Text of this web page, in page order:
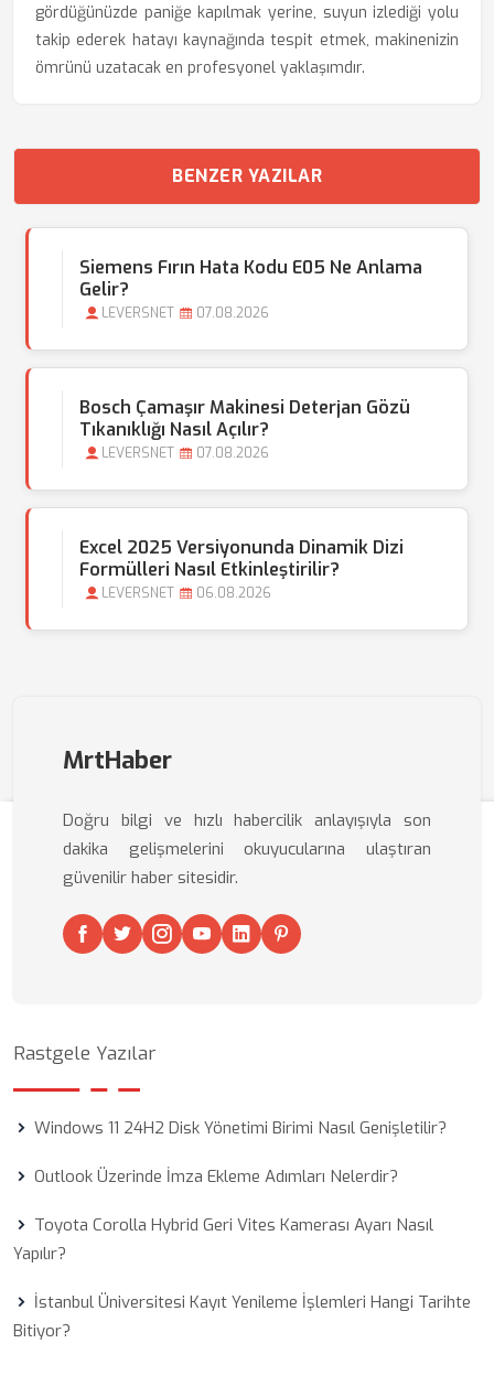
gördüğünüzde paniğe kapılmak yerine, suyun izlediği yolu
takip ederek hatayı kaynağında tespit etmek, makinenizin
ömrünü uzatacak en profesyonel yaklaşımdır.
BENZER YAZILAR
Siemens Fırın Hata Kodu E05 Ne Anlama
Gelir?
LEVERSNET 07.08.2026
Bosch Çamaşır Makinesi Deterjan Gözü
Tıkanıklığı Nasıl Açılır?
LEVERSNET 07.08.2026
Excel 2025 Versiyonunda Dinamik Dizi
Formülleri Nasıl Etkinleştirilir?
LEVERSNET 06.08.2026
MrtHaber
Doğru bilgi ve hızlı habercilik anlayışıyla son
dakika gelişmelerini okuyucularına ulaştıran
güvenilir haber sitesidir.
Rastgele Yazılar
Windows 11 24H2 Disk Yönetimi Birimi Nasıl Genişletilir?
Outlook Üzerinde İmza Ekleme Adımları Nelerdir?
Toyota Corolla Hybrid Geri Vites Kamerası Ayarı Nasıl
Yapılır?
İstanbul Üniversitesi Kayıt Yenileme İşlemleri Hangi Tarihte
Bitiyor?